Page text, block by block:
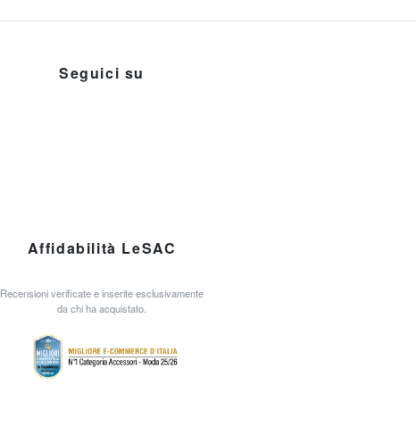
Seguici su
Affidabilità LeSAC
Recensioni verificate e inserite esclusivamente
da chi ha acquistato.